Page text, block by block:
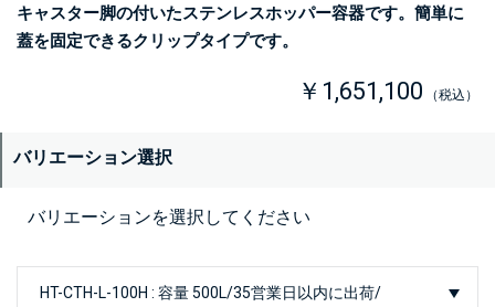
キャスター脚の付いたステンレスホッパー容器です。簡単に
蓋を固定できるクリップタイプです。
￥1,651,100 （税込）
バリエーション選択
バリエーションを選択してください